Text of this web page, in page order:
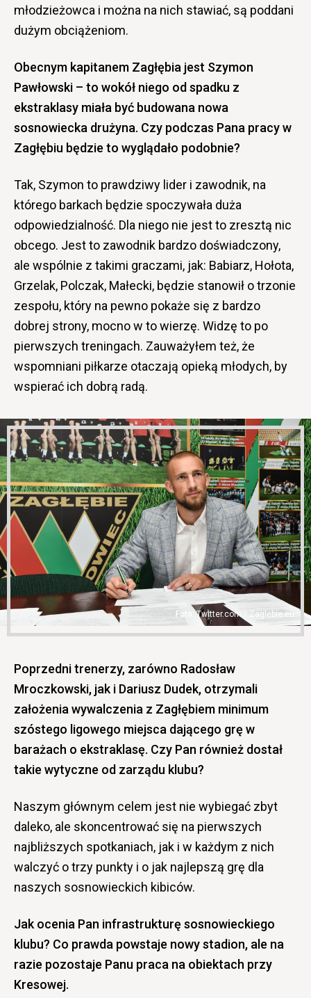
młodzieżowca i można na nich stawiać, są poddani
dużym obciążeniom.
Obecnym kapitanem Zagłębia jest Szymon
Pawłowski – to wokół niego od spadku z
ekstraklasy miała być budowana nowa
sosnowiecka drużyna. Czy podczas Pana pracy w
Zagłębiu będzie to wyglądało podobnie?
Tak, Szymon to prawdziwy lider i zawodnik, na
którego barkach będzie spoczywała duża
odpowiedzialność. Dla niego nie jest to zresztą nic
obcego. Jest to zawodnik bardzo doświadczony,
ale wspólnie z takimi graczami, jak: Babiarz, Hołota,
Grzelak, Polczak, Małecki, będzie stanowił o trzonie
zespołu, który na pewno pokaże się z bardzo
dobrej strony, mocno w to wierzę. Widzę to po
pierwszych treningach. Zauważyłem też, że
wspomniani piłkarze otaczają opieką młodych, by
wspierać ich dobrą radą.
Twitter.com / Zaglebie.eu
Poprzedni trenerzy, zarówno Radosław
Mroczkowski, jak i Dariusz Dudek, otrzymali
założenia wywalczenia z Zagłębiem minimum
szóstego ligowego miejsca dającego grę w
barażach o ekstraklasę. Czy Pan również dostał
takie wytyczne od zarządu klubu?
Naszym głównym celem jest nie wybiegać zbyt
daleko, ale skoncentrować się na pierwszych
najbliższych spotkaniach, jak i w każdym z nich
walczyć o trzy punkty i o jak najlepszą grę dla
naszych sosnowieckich kibiców.
Jak ocenia Pan infrastrukturę sosnowieckiego
klubu? Co prawda powstaje nowy stadion, ale na
razie pozostaje Panu praca na obiektach przy
Kresowej.